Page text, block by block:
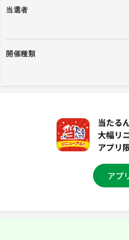
当選者
開催種類